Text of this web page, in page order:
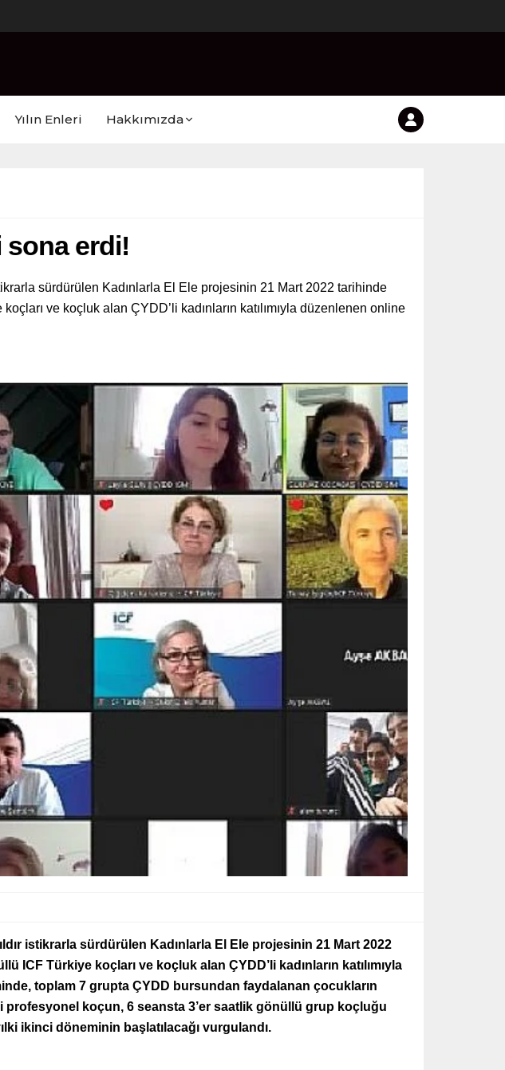
Yılın Enleri Hakkımızda
sona erdi!
sürdürülen Kadınlarla El Ele projesinin 21 Mart 2022 tarihinde
ve koçluk alan ÇYDD’li kadınların katılımıyla düzenlenen online
istikrarla sürdürülen Kadınlarla El Ele projesinin 21 Mart 2022
Türkiye koçları ve koçluk alan ÇYDD’li kadınların katılımıyla
toplam 7 grupta ÇYDD bursundan faydalanan çocukların
profesyonel koçun, 6 seansta 3’er saatlik gönüllü grup koçluğu
ikinci döneminin başlatılacağı vurgulandı.